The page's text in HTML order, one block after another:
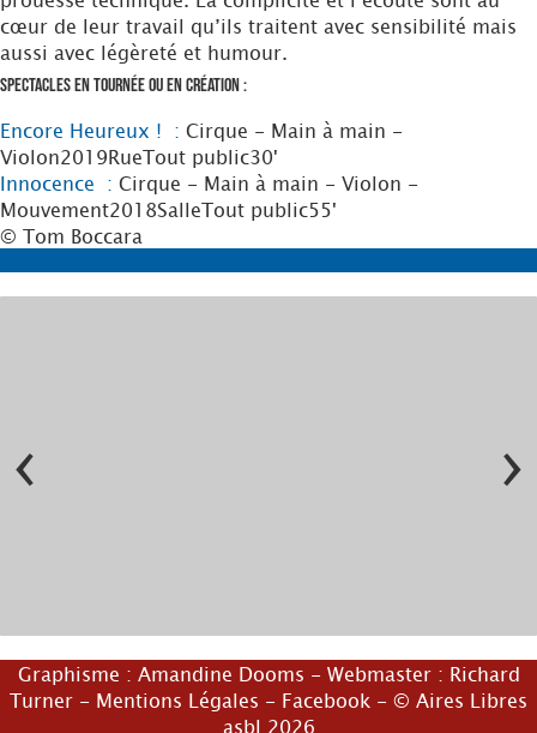
cœur de leur travail qu’ils traitent avec sensibilité mais
aussi avec légèreté et humour.
Spectacles en tournée ou en création :
Encore Heureux ! : Cirque - Main à main -
Violon2019RueTout public30'
Innocence : Cirque - Main à main - Violon -
Mouvement2018SalleTout public55'
© Tom Boccara
© Serge Gutwirth
‹ ›
Graphisme : Amandine Dooms - Webmaster : Richard
Turner - Mentions Légales - Facebook - © Aires Libres
asbl 2026